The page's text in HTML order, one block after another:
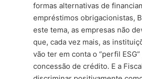
formas alternativas de
empréstimos obrigacionistas,
este tema, as empresas não
que, cada vez mais, as
vão ter em conta o “perfil
concessão de crédito. E a